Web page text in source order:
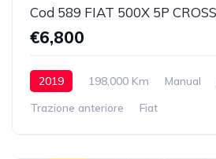
€6,800
2019 198,000 Km Manual
Trazione anteriore
Fiat